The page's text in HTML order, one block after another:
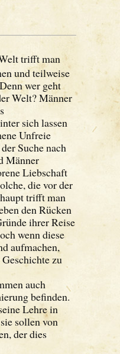
trifft man
und teilweise
wer geht
Welt? Männer
sich lassen
Unfreie
Suche nach
Männer
Liebschaft
die vor der
trifft man
den Rücken
ihrer Reise
wenn diese
aufmachen,
zu
auch
befinden.
Lehre in
sollen von
der dies